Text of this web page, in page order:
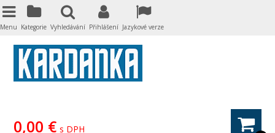
0,00 € s DPH
Menu Kategorie Vyhledávání Přihlášení Jazykové verze